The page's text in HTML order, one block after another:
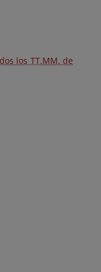
los TT.MM. de